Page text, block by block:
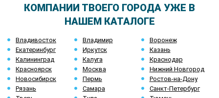
КОМПАНИИ ТВОЕГО ГОРОДА УЖЕ В
НАШЕМ КАТАЛОГЕ
Владивосток Владимир
Воронеж
Екатеринбург
Иркутск
Казань
Калининград
Калуга
Краснодар
Красноярск
Москва
Нижний Новгород
Новосибирск
Пермь
Ростов-на-Дону
Рязань
Самара
Санкт-Петербург